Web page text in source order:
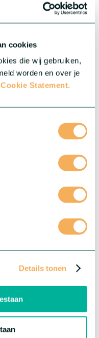
cookies
die wij gebruiken,
worden en over je
Cookie Statement.
Details tonen
kleuren. Omarm de
Gerbera's en laat deze
over deze serie
®
range en klaar om je
over deze serie